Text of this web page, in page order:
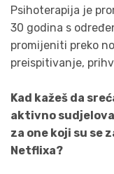
Psihoterapija je
30 godina s
promijeniti preko
preispitivanje,
Kad kažeš da
aktivno
za one koji su se
Netflixa?